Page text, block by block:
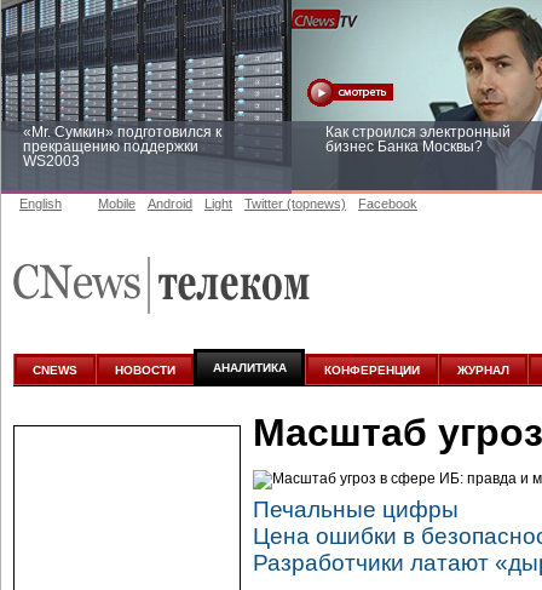
«Mr. Сумкин» подготовился к
прекращению поддержки
WS2003
Как строился электронный
бизнес Банка Москвы?
аналитике
English Mobile Android Light Twitter (topnews) Facebook
CNEWS НОВОСТИ АНАЛИТИКА КОНФЕРЕНЦИИ ЖУРНАЛ
Масштаб
Печальные цифры
Цена ошибки в
Разработчики латают